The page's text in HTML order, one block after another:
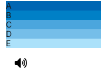
A
B
C
D
E